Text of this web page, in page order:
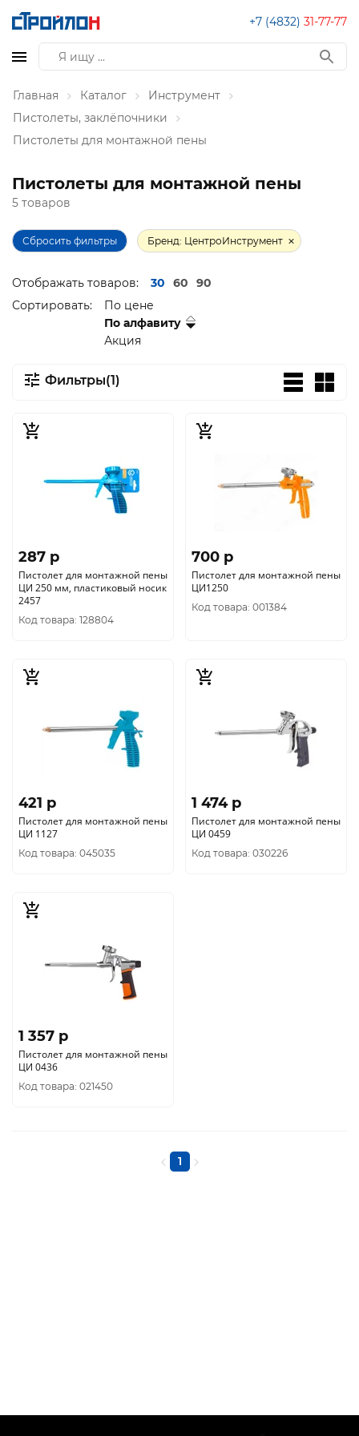
+7 (4832) 31-77-77
Главная Каталог
Инструмент
Пистолеты, заклёпочники
Пистолеты для монтажной пены
Пистолеты для монтажной пены
5 товаров
Сбросить фильтры Бренд: ЦентроИнструмент
Отображать товаров: 30 60
90
Сортировать:
По цене
По алфавиту
Акция
Фильтры(1)
287 p
Пистолет для монтажной пены
ЦИ 250 мм, пластиковый носик
2457
Код товара: 128804
700 p
Пистолет для монтажной пены
ЦИ1250
Код товара: 001384
421 p
Пистолет для монтажной пены
ЦИ 1127
Код товара: 045035
1 474 p
Пистолет для монтажной пены
ЦИ 0459
Код товара: 030226
1 357 p
Пистолет для монтажной пены
ЦИ 0436
Код товара: 021450
1